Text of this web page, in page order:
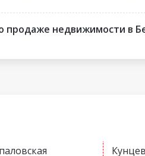
продаже недвижимости в